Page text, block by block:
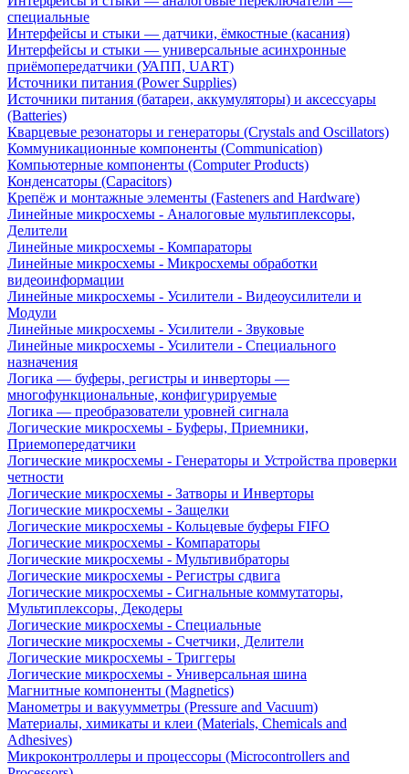
специальные
Интерфейсы и стыки — датчики, ёмкостные (касания)
Интерфейсы и стыки — универсальные асинхронные
приёмопередатчики (УАПП, UART)
Источники питания (Power Supplies)
Источники питания (батареи, аккумуляторы) и аксессуары
(Batteries)
Кварцевые резонаторы и генераторы (Crystals and Oscillators)
Коммуникационные компоненты (Communication)
Компьютерные компоненты (Computer Products)
Конденсаторы (Capacitors)
Крепёж и монтажные элементы (Fasteners and Hardware)
Линейные микросхемы - Аналоговые мультиплексоры,
Делители
Линейные микросхемы - Компараторы
Линейные микросхемы - Микросхемы обработки
видеоинформации
Линейные микросхемы - Усилители - Видеоусилители и
Модули
Линейные микросхемы - Усилители - Звуковые
Линейные микросхемы - Усилители - Специального
назначения
Логика — буферы, регистры и инверторы —
многофункциональные, конфигурируемые
Логика — преобразователи уровней сигнала
Логические микросхемы - Буферы, Приемники,
Приемопередатчики
Логические микросхемы - Генераторы и Устройства проверки
четности
Логические микросхемы - Затворы и Инверторы
Логические микросхемы - Защелки
Логические микросхемы - Кольцевые буферы FIFO
Логические микросхемы - Компараторы
Логические микросхемы - Мультивибраторы
Логические микросхемы - Регистры сдвига
Логические микросхемы - Сигнальные коммутаторы,
Мультиплексоры, Декодеры
Логические микросхемы - Специальные
Логические микросхемы - Счетчики, Делители
Логические микросхемы - Триггеры
Логические микросхемы - Универсальная шина
Магнитные компоненты (Magnetics)
Манометры и вакуумметры (Pressure and Vacuum)
Материалы, химикаты и клеи (Materials, Chemicals and
Adhesives)
Микроконтроллеры и процессоры (Microcontrollers and